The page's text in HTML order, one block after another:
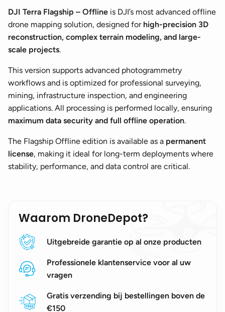
DJI Terra Flagship – Offline is DJI’s most advanced offline
drone mapping solution, designed for high-precision 3D
reconstruction, complex terrain modeling, and large-
scale projects.
This version supports advanced photogrammetry
workflows and is optimized for professional surveying,
mining, infrastructure inspection, and engineering
applications. All processing is performed locally, ensuring
maximum data security and full offline operation.
The Flagship Offline edition is available as a permanent
license, making it ideal for long-term deployments where
stability, performance, and data control are critical.
Waarom DroneDepot?
Uitgebreide garantie op al onze producten
Professionele klantenservice voor al uw
vragen
Gratis verzending bij bestellingen boven de
€150